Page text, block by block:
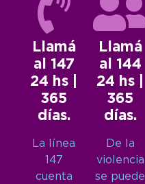
Llamá
al 147
24 hs |
365
días.
La línea
147
cuenta
Llamá
al 144
24 hs |
365
días.
De la
violencia
se puede